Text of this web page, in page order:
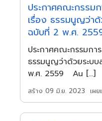
ประกาศคณะกรรม
เรื่อง ธรรมนูญว่า
ฉบับที่ 2 พ.ศ.
ประกาศคณะกรรมกา
ธรรมนูญว่าด้วยระบ
พ.ศ. 2559 Au […]
สร้าง 09 มิ.ย. 2023 เผ